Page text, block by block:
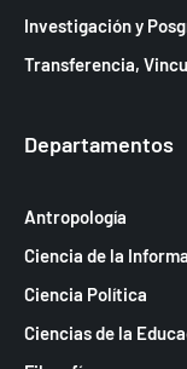
Investigación y
Transferencia,
Departamentos
Antropología
Ciencia de la
Ciencia Política
Ciencias de la